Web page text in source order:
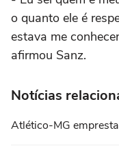
o quanto ele é
estava me
afirmou Sanz.
Notícias
Atlético-MG